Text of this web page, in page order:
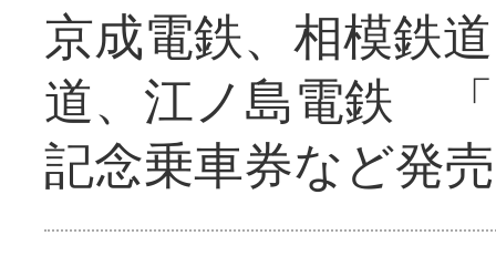
京成電鉄、相模鉄
道、江ノ島電鉄
記念乗車券など発売